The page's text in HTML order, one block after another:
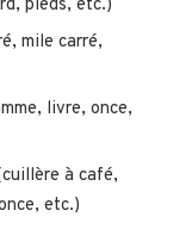
pieds, etc.)
mile carré,
livre, once,
à café,
etc.)